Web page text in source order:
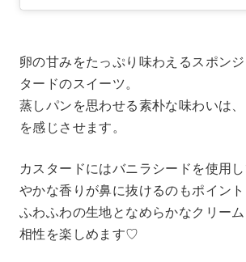
卵の甘みをたっぷり味わえるスポン
タードのスイーツ。
蒸しパンを思わせる素朴な味わいは
を感じさせます。
カスタードにはバニラシードを使用
やかな香りが鼻に抜けるのもポイント
ふわふわの生地となめらかなクリー
相性を楽しめます♡